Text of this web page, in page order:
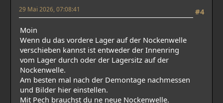
#4
29 Mai 2026, 07:08:41
Moin
Wenn du das vordere Lager auf der Nockenwelle
verschieben kannst ist entweder der Innenring
vom Lager durch oder der Lagersitz auf der
Nockenwelle.
Am besten mal nach der Demontage nachmessen
und Bilder hier einstellen.
Mit Pech brauchst du ne neue Nockenwelle.